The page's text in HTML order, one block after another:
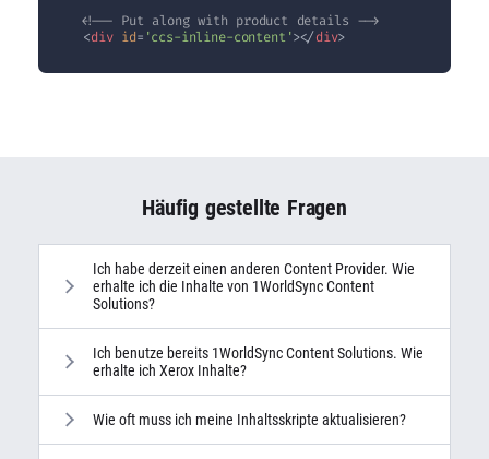
<!-- Put along with product details -->
<div id= 'ccs-inline-content'></ div>
Häufig gestellte Fragen
Ich habe derzeit einen anderen Content Provider. Wie
erhalte ich die Inhalte von 1WorldSync Content
Solutions?
Ich benutze bereits 1WorldSync Content Solutions. Wie
erhalte ich Xerox Inhalte?
Wie oft muss ich meine Inhaltsskripte aktualisieren?